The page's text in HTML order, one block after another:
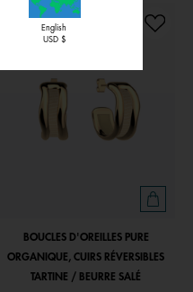
NOUVEAU
PERSONNALISABLE
BOUCLES D'OREILLES PURE
ORGANIQUE, CUIRS RÉVERSIBLES
TARTINE / BEURRE SALÉ
English
USD $